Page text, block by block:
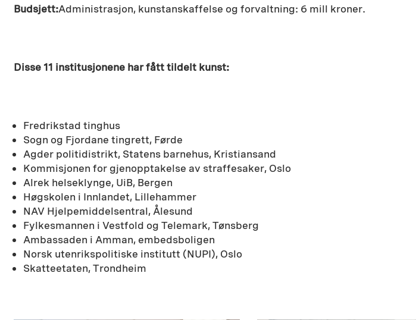
Budsjett:Administrasjon, kunstanskaffelse og forvaltning: 6 mill kroner.
Disse 11 institusjonene har fått tildelt kunst:
Fredrikstad tinghus
Sogn og Fjordane tingrett, Førde
Agder politidistrikt, Statens barnehus, Kristiansand
Kommisjonen for gjenopptakelse av straffesaker, Oslo
Alrek helseklynge, UiB, Bergen
Høgskolen i Innlandet, Lillehammer
NAV Hjelpemiddelsentral, Ålesund
Fylkesmannen i Vestfold og Telemark, Tønsberg
Ambassaden i Amman, embedsboligen
Norsk utenrikspolitiske institutt (NUPI), Oslo
Skatteetaten, Trondheim